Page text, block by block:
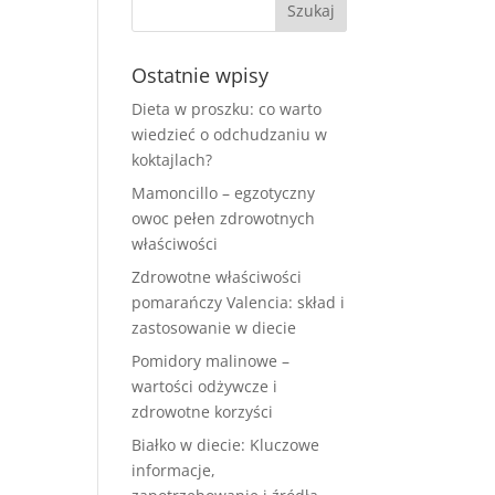
Ostatnie wpisy
Dieta w proszku: co warto
wiedzieć o odchudzaniu w
koktajlach?
Mamoncillo – egzotyczny
owoc pełen zdrowotnych
właściwości
Zdrowotne właściwości
pomarańczy Valencia: skład i
zastosowanie w diecie
Pomidory malinowe –
wartości odżywcze i
zdrowotne korzyści
Białko w diecie: Kluczowe
informacje,